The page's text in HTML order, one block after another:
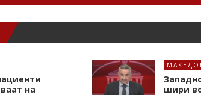
на
шири